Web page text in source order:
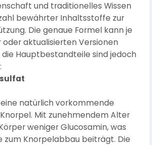
und traditionelles Wissen
bewährter Inhaltsstoffe zur
Die genaue Formel kann je
oder aktualisierten Versionen
die Hauptbestandteile sind jedoch
natürlich vorkommende
Mit zunehmendem Alter
weniger Glucosamin, was
zum Knorpelabbau beiträgt. Die